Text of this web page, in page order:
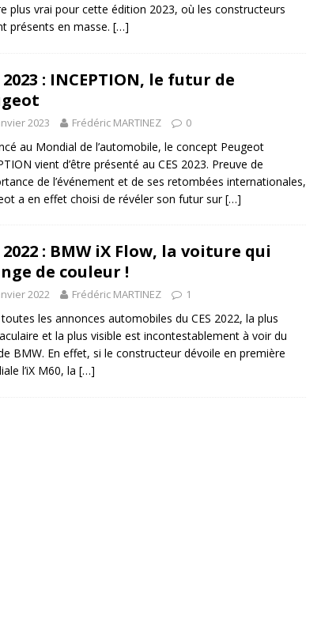
plus vrai pour cette édition 2023, où les constructeurs
présents en masse. […]
2023 : INCEPTION, le futur de
2023 Frédéric MARTINEZ 0
au Mondial de l’automobile, le concept Peugeot
vient d’être présenté au CES 2023. Preuve de
de l’événement et de ses retombées internationales,
a en effet choisi de révéler son futur sur[…]
2022 : BMW iX Flow, la voiture qui
de couleur !
2022 Frédéric MARTINEZ 1
les annonces automobiles du CES 2022, la plus
et la plus visible est incontestablement à voir du
BMW. En effet, si le constructeur dévoile en première
l’iX M60, la […]